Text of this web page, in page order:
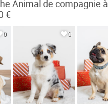
Animal de compagnie à
€
0 0